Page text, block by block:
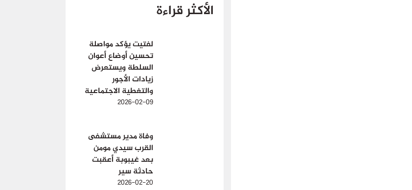
الأكثر قراءة
لفتيت يؤكد مواصلة
تحسين أوضاع أعوان
السلطة ويستعرض
زيادات الأجور
والتغطية الاجتماعية
2026-02-09
وفاة مدير مستشفى
القرب سيدي مومن
بعد غيبوبة أعقبت
حادثة سير
2026-02-20